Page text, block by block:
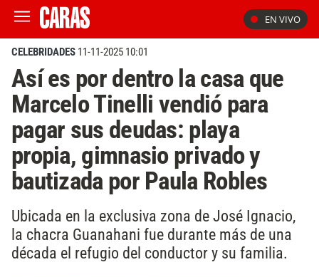
EN VIVO
CELEBRIDADES 11-11-2025 10:01
Así es por dentro la casa que
Marcelo Tinelli vendió para
pagar sus deudas: playa
propia, gimnasio privado y
bautizada por Paula Robles
Ubicada en la exclusiva zona de José Ignacio,
la chacra Guanahani fue durante más de una
década el refugio del conductor y su familia.